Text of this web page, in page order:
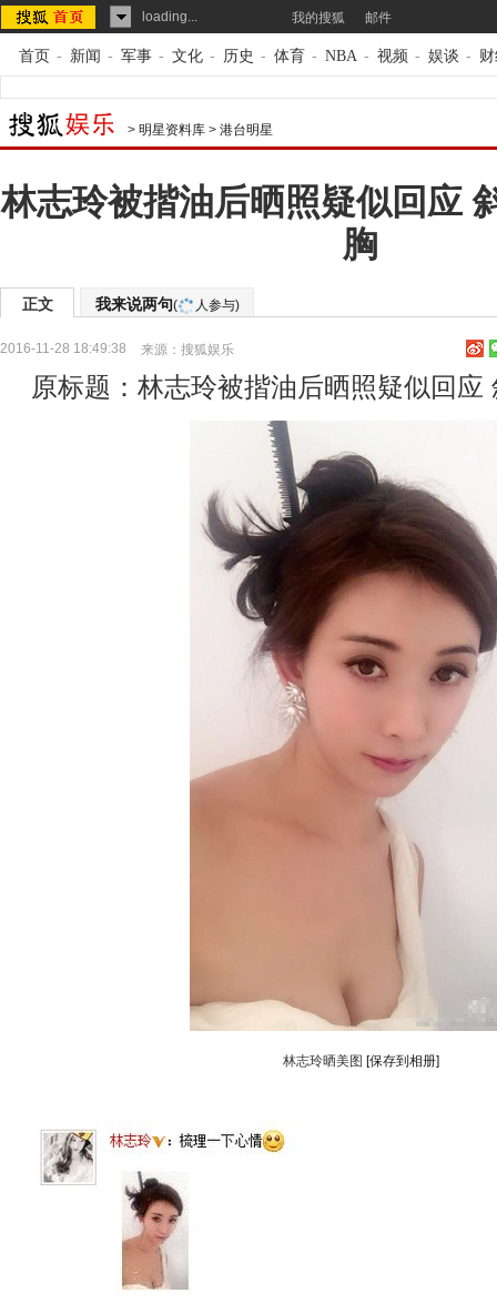
loading... 我的搜狐 邮件
首页 - 新闻 - 军事 - 文化 - 历史 - 体育 - NBA - 视频 - 娱谈 -
> 明星资料库 > 港台明星
林志玲被揩油后晒照疑似回应
胸
正文 我来说两句( 人参与)
2016-11-28 18:49:38 来源： 搜狐娱乐
原标题：林志玲被揩油后晒照疑似回应
林志玲晒美图 [保存到相册]